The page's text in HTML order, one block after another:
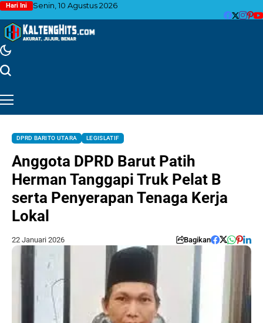
Hari Ini Senin, 10 Agustus 2026
DPRD BARITO UTARA LEGISLATIF
Anggota DPRD Barut Patih
Herman Tanggapi Truk Pelat B
serta Penyerapan Tenaga Kerja
Lokal
22 Januari 2026 Bagikan